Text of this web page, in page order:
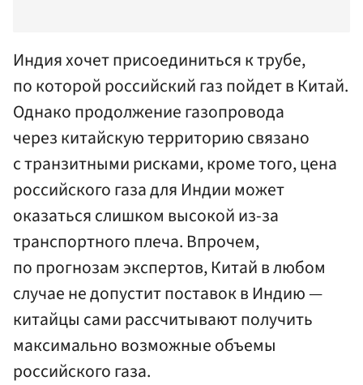
Индия хочет присоединиться к трубе,
по которой российский газ пойдет в Китай.
Однако продолжение газопровода
через китайскую территорию связано
с транзитными рисками, кроме того, цена
российского газа для Индии может
оказаться слишком высокой из-за
транспортного плеча. Впрочем,
по прогнозам экспертов, Китай в любом
случае не допустит поставок в Индию —
китайцы сами рассчитывают получить
максимально возможные объемы
российского газа.